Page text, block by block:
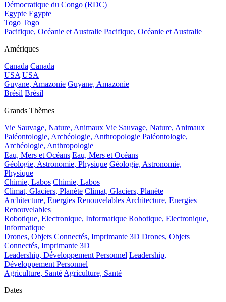
Démocratique du Congo (RDC)
Egypte Egypte
Togo Togo
Pacifique, Océanie et Australie Pacifique, Océanie et Australie
Amériques
Canada Canada
USA USA
Guyane, Amazonie Guyane, Amazonie
Brésil Brésil
Grands Thèmes
Vie Sauvage, Nature, Animaux Vie Sauvage, Nature, Animaux
Paléontologie, Archéologie, Anthropologie Paléontologie,
Archéologie, Anthropologie
Eau, Mers et Océans Eau, Mers et Océans
Géologie, Astronomie, Physique Géologie, Astronomie,
Physique
Chimie, Labos Chimie, Labos
Climat, Glaciers, Planète Climat, Glaciers, Planète
Architecture, Energies Renouvelables Architecture, Energies
Renouvelables
Robotique, Electronique, Informatique Robotique, Electronique,
Informatique
Drones, Objets Connectés, Imprimante 3D Drones, Objets
Connectés, Imprimante 3D
Leadership, Développement Personnel Leadership,
Développement Personnel
Agriculture, Santé Agriculture, Santé
Dates